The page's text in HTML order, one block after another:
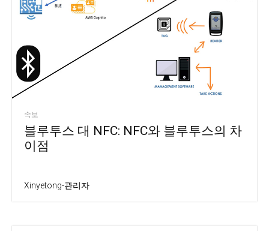
속보
블루투스 대 NFC: NFC와 블루투스의 차
이점
Xinyetong-관리자